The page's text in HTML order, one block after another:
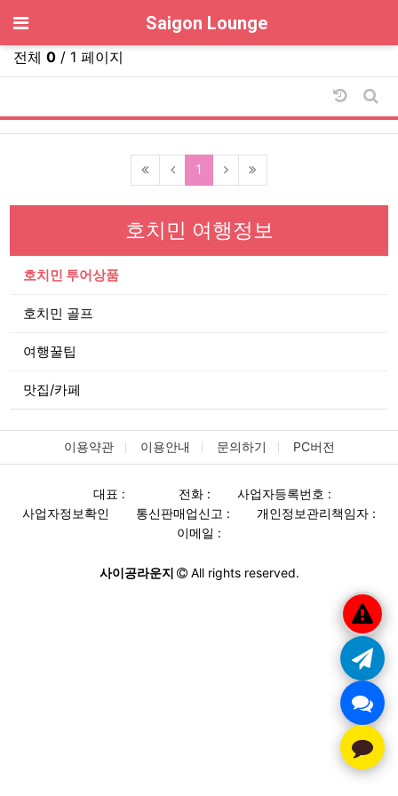
Saigon Lounge
전체 0 / 1 페이지
날짜순
게
1 (current)
호치민 여행정보
호치민 투어상품
호치민 골프
여행꿀팁
맛집/카페
이용약관 이용안내 문의하기 PC버전
대표 : 전화 :
사업자등록번호 :
사업자정보확인
통신판매업신고 :
개인정보관리책임자 :
이메일 :
사이공라운지 All rights reserved.